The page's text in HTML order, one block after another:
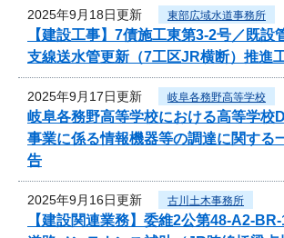
2025年9月18日更新 東部広域水道事務所
【建設工事】7債施工東第3-2号／既設
支線送水管更新（7工区JR横断）推進
2025年9月17日更新 岐阜各務野高等学校
岐阜各務野高等学校における高等学校
事業に係る情報機器等の調達に関する
告
2025年9月16日更新 古川土木事務所
【建設関連業務】委維2公第48-A2-